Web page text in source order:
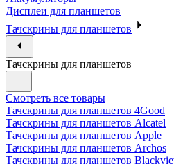
Дисплеи для планшетов
Тачскрины для планшетов
Тачскрины для планшетов
Смотреть все товары
Тачскрины для планшетов 4Good
Тачскрины для планшетов Alcatel
Тачскрины для планшетов Apple
Тачскрины для планшетов Archos
Тачскрины для планшетов